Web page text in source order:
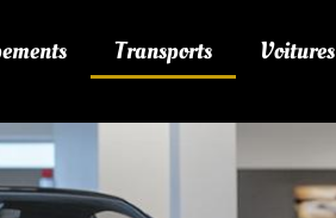
Transports Voitures